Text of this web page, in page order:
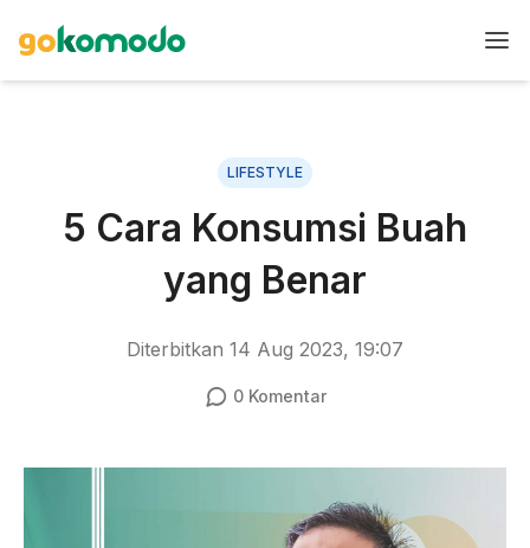
LIFESTYLE
5 Cara Konsumsi Buah
yang Benar
Diterbitkan 14 Aug 2023, 19:07
0Komentar